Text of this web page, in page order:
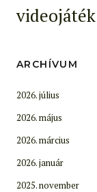
videojáték
ARCHÍVUM
2026. július
2026. május
2026. március
2026. január
2025. november